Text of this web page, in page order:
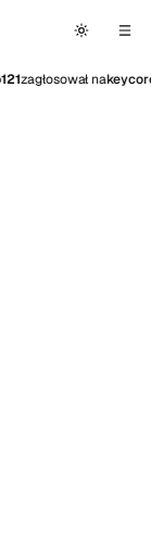
zagłosował na